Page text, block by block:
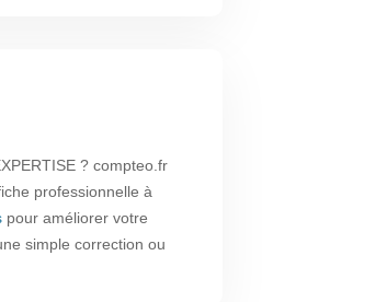
? compteo.fr
professionnelle à
pour améliorer votre
simple correction ou